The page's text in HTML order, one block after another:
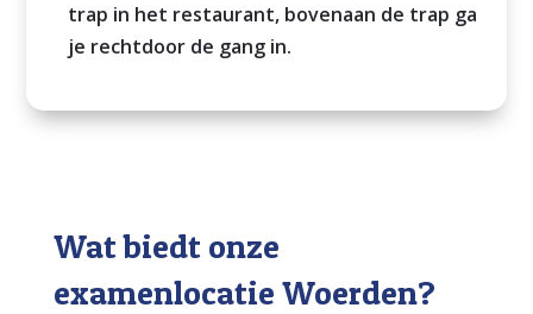
trap in het restaurant, bovenaan de trap ga
je rechtdoor de gang in.
Wat biedt onze
examenlocatie Woerden?